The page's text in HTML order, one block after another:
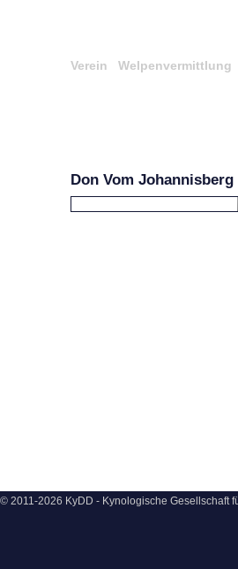
Verein Welpenvermittlung
Don Vom Johannisberg
© 2011-2026 KyDD - Kynologische Gesellschaft